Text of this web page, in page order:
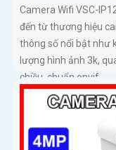
Camera Wifi VSC-
đến từ thương hiệu
thông số nổi bật như
lượng hình ảnh 3k,
chiều, chuẩn onvif